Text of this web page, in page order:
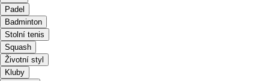
Padel
Badminton
Stolní tenis
Squash
Životní styl
Kluby